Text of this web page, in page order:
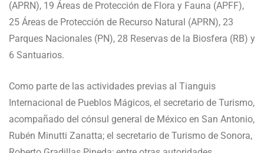
(APRN), 19 Áreas de Protección de Flora y Fauna (APFF),
25 Áreas de Protección de Recurso Natural (APRN), 23
Parques Nacionales (PN), 28 Reservas de la Biosfera (RB) y
6 Santuarios.
Como parte de las actividades previas al Tianguis
Internacional de Pueblos Mágicos, el secretario de Turismo,
acompañado del cónsul general de México en San Antonio,
Rubén Minutti Zanatta; el secretario de Turismo de Sonora,